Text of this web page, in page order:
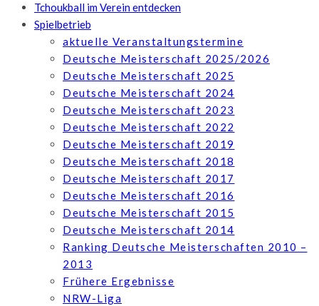
Tchoukball im Verein entdecken
Spielbetrieb
aktuelle Veranstaltungstermine
Deutsche Meisterschaft 2025/2026
Deutsche Meisterschaft 2025
Deutsche Meisterschaft 2024
Deutsche Meisterschaft 2023
Deutsche Meisterschaft 2022
Deutsche Meisterschaft 2019
Deutsche Meisterschaft 2018
Deutsche Meisterschaft 2017
Deutsche Meisterschaft 2016
Deutsche Meisterschaft 2015
Deutsche Meisterschaft 2014
Ranking Deutsche Meisterschaften 2010 –
2013
Frühere Ergebnisse
NRW-Liga